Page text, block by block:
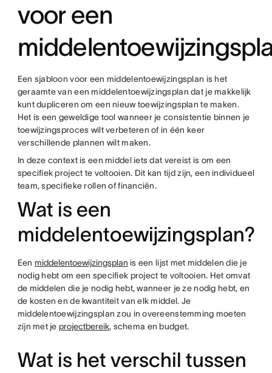
voor een
Een sjabloon voor een middelentoewijzingsplan is het
geraamte van een middelentoewijzingsplan dat je makkelijk
kunt dupliceren om een nieuw toewijzingsplan te maken.
Het is een geweldige tool wanneer je consistentie binnen je
toewijzingsproces wilt verbeteren of in één keer
verschillende plannen wilt maken.
In deze context is een middel iets dat vereist is om een
specifiek project te voltooien. Dit kan tijd zijn, een individueel
team, specifieke rollen of financiën.
Wat is een
middelentoewijzingsplan?
Een middelentoewijzingsplan is een lijst met middelen die je
nodig hebt om een specifiek project te voltooien. Het omvat
de middelen die je nodig hebt, wanneer je ze nodig hebt, en
de kosten en de kwantiteit van elk middel. Je
middelentoewijzingsplan zou in overeenstemming moeten
zijn met je projectbereik, schema en budget.
Wat is het verschil tussen